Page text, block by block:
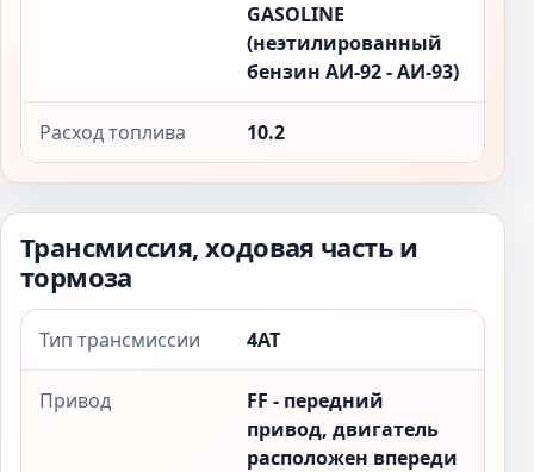
GASOLINE
(неэтилированный
бензин АИ-92 - АИ-93)
Расход топлива 10.2
Трансмиссия, ходовая часть и
тормоза
Тип трансмиссии 4AT
Привод
FF - передний
привод, двигатель
расположен впереди